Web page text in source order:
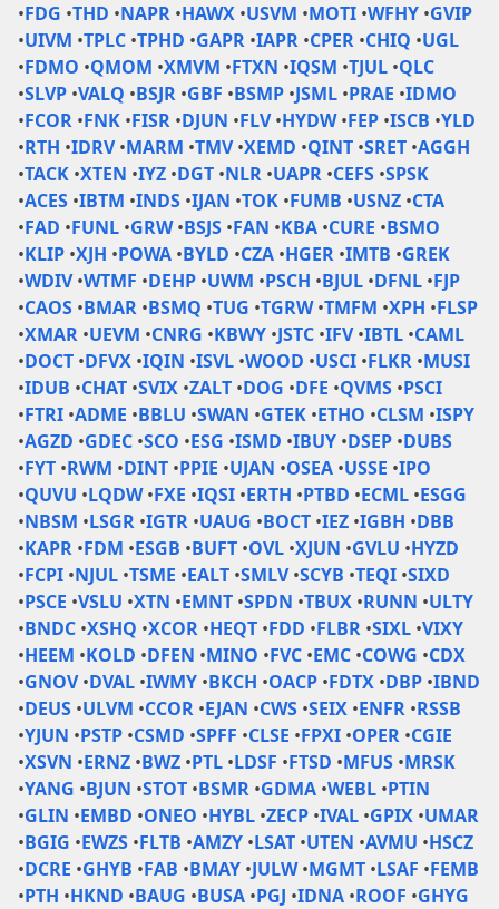
•FDG •THD •NAPR •HAWX •USVM •MOTI •WFHY •GVIP
•UIVM •TPLC •TPHD •GAPR •IAPR •CPER •CHIQ •UGL
•FDMO •QMOM •XMVM •FTXN •IQSM •TJUL •QLC
•SLVP •VALQ •BSJR •GBF •BSMP •JSML •PRAE •IDMO
•FCOR •FNK •FISR •DJUN •FLV •HYDW •FEP •ISCB •YLD
•RTH •IDRV •MARM •TMV •XEMD •QINT •SRET •AGGH
•TACK •XTEN •IYZ •DGT •NLR •UAPR •CEFS •SPSK
•ACES •IBTM •INDS •IJAN •TOK •FUMB •USNZ •CTA
•FAD •FUNL •GRW •BSJS •FAN •KBA •CURE •BSMO
•KLIP •XJH •POWA •BYLD •CZA •HGER •IMTB •GREK
•WDIV •WTMF •DEHP •UWM •PSCH •BJUL •DFNL •FJP
•CAOS •BMAR •BSMQ •TUG •TGRW •TMFM •XPH •FLSP
•XMAR •UEVM •CNRG •KBWY •JSTC •IFV •IBTL •CAML
•DOCT •DFVX •IQIN •ISVL •WOOD •USCI •FLKR •MUSI
•IDUB •CHAT •SVIX •ZALT •DOG •DFE •QVMS •PSCI
•FTRI •ADME •BBLU •SWAN •GTEK •ETHO •CLSM •ISPY
•AGZD •GDEC •SCO •ESG •ISMD •IBUY •DSEP •DUBS
•FYT •RWM •DINT •PPIE •UJAN •OSEA •USSE •IPO
•QUVU •LQDW •FXE •IQSI •ERTH •PTBD •ECML •ESGG
•NBSM •LSGR •IGTR •UAUG •BOCT •IEZ •IGBH •DBB
•KAPR •FDM •ESGB •BUFT •OVL •XJUN •GVLU •HYZD
•FCPI •NJUL •TSME •EALT •SMLV •SCYB •TEQI •SIXD
•PSCE •VSLU •XTN •EMNT •SPDN •TBUX •RUNN •ULTY
•BNDC •XSHQ •XCOR •HEQT •FDD •FLBR •SIXL •VIXY
•HEEM •KOLD •DFEN •MINO •FVC •EMC •COWG •CDX
•GNOV •DVAL •IWMY •BKCH •OACP •FDTX •DBP •IBND
•DEUS •ULVM •CCOR •EJAN •CWS •SEIX •ENFR •RSSB
•YJUN •PSTP •CSMD •SPFF •CLSE •FPXI •OPER •CGIE
•XSVN •ERNZ •BWZ •PTL •LDSF •FTSD •MFUS •MRSK
•YANG •BJUN •STOT •BSMR •GDMA •WEBL •PTIN
•GLIN •EMBD •ONEO •HYBL •ZECP •IVAL •GPIX •UMAR
•BGIG •EWZS •FLTB •AMZY •LSAT •UTEN •AVMU •HSCZ
•DCRE •GHYB •FAB •BMAY •JULW •MGMT •LSAF •FEMB
•PTH •HKND •BAUG •BUSA •PGJ •IDNA •ROOF •GHYG